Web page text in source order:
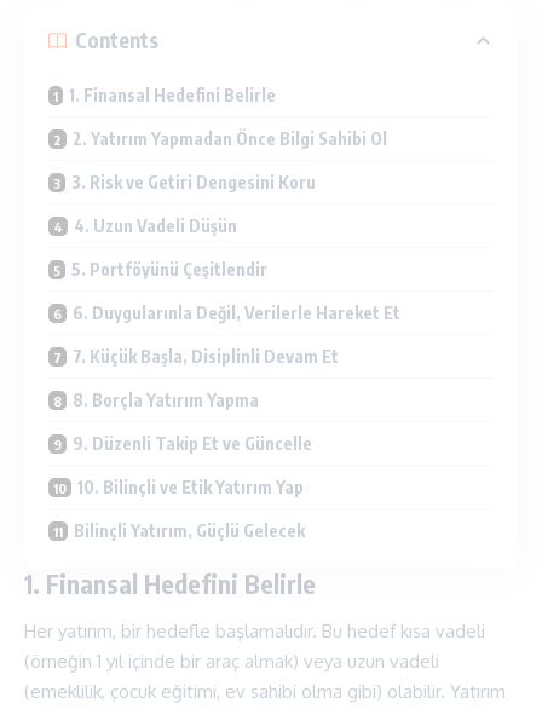
Contents
1. Finansal Hedefini Belirle
2. Yatırım Yapmadan Önce Bilgi Sahibi Ol
3. Risk ve Getiri Dengesini Koru
4. Uzun Vadeli Düşün
5. Portföyünü Çeşitlendir
6. Duygularınla Değil, Verilerle Hareket Et
7. Küçük Başla, Disiplinli Devam Et
8. Borçla Yatırım Yapma
9. Düzenli Takip Et ve Güncelle
10. Bilinçli ve Etik Yatırım Yap
Bilinçli Yatırım, Güçlü Gelecek
1. Finansal Hedefini Belirle
Her yatırım, bir hedefle başlamalıdır. Bu hedef kısa vadeli
(örneğin 1 yıl içinde bir araç almak) veya uzun vadeli
(emeklilik, çocuk eğitimi, ev sahibi olma gibi) olabilir. Yatırım